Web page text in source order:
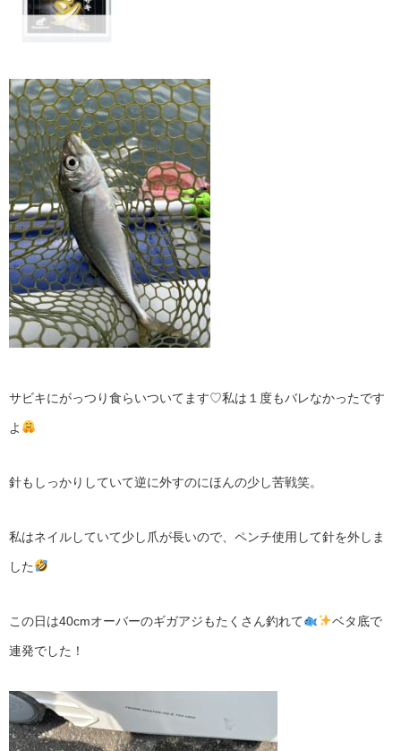
サビキにがっつり食らいついてます♡私は１度もバレなかったです
よ
針もしっかりしていて逆に外すのにほんの少し苦戦笑。
私はネイルしていて少し爪が長いので、ペンチ使用して針を外しま
した
この日は40cmオーバーのギガアジもたくさん釣れて ベタ底で
連発でした！